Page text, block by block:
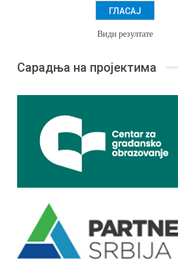
Види резултате
Сарадња на пројектима